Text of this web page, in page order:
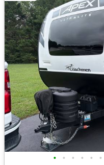
• • • • • •